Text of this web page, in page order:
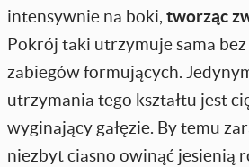
intensywnie na boki, tworząc
Pokrój taki utrzymuje sama
zabiegów formujących.
utrzymania tego kształtu jest
wyginający gałęzie. By temu
niezbyt ciasno owinąć jesienią